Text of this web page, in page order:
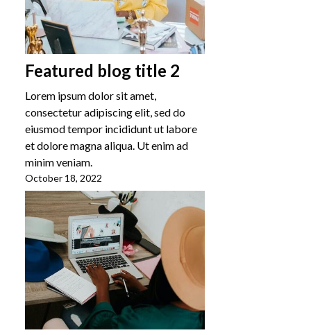
Featured blog title 2
Lorem ipsum dolor sit amet,
consectetur adipiscing elit, sed do
eiusmod tempor incididunt ut labore
et dolore magna aliqua. Ut enim ad
minim veniam.
October 18, 2022